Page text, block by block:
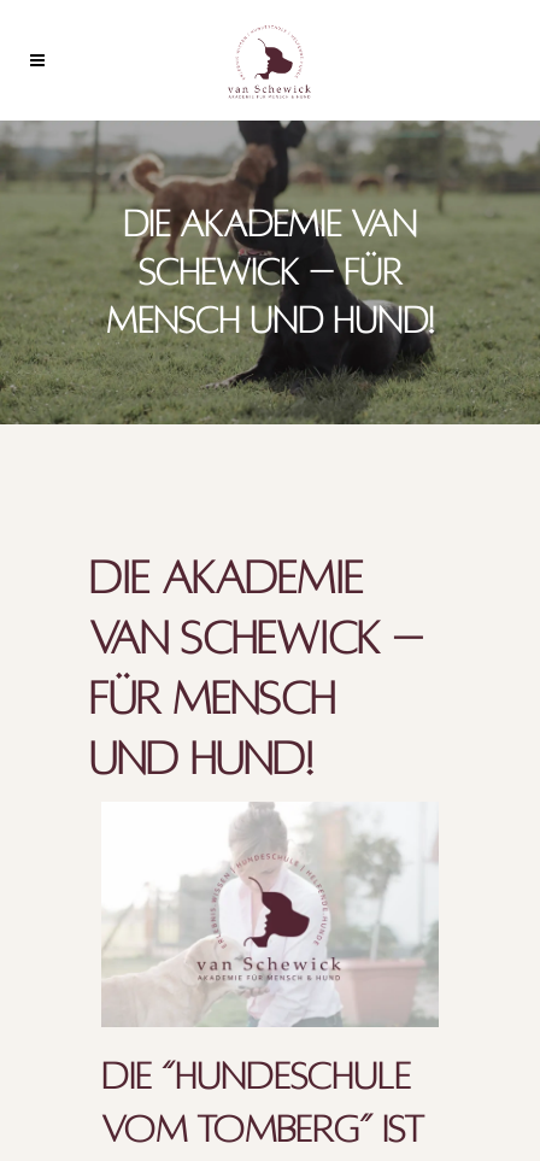
DIE AKADEMIE VAN
SCHEWICK – FÜR
MENSCH UND HUND!
DIE AKADEMIE
VAN SCHEWICK –
FÜR MENSCH
UND HUND!
DIE “HUN­DE­SCHU­LE
VOM TOM­BERG” IST